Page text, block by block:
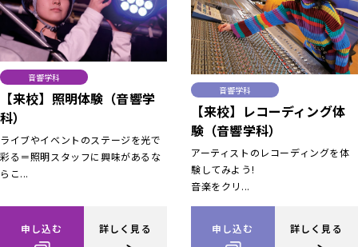
音響学科
【来校】照明体験（音響学
科）
ライブやイベントのステージを光で
彩る＝照明スタッフに興味があるな
らこ...
申し込む 詳しく見る
音響学科
【来校】レコーディング体
験（音響学科）
アーティストのレコーディングを体
験してみよう!
音楽をクリ...
申し込む 詳しく見る